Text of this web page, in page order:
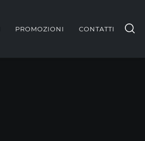
PROMOZIONI CONTATTI